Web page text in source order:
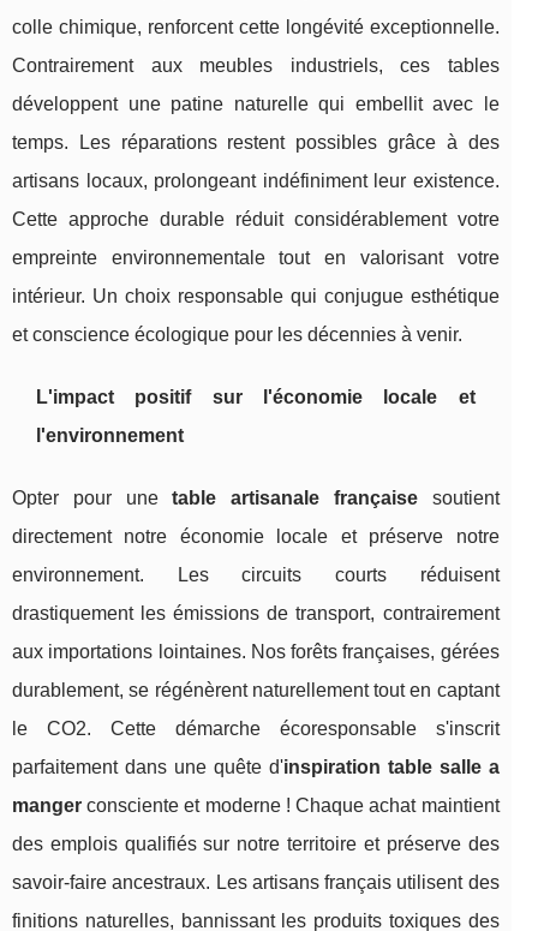
colle chimique, renforcent cette longévité exceptionnelle.
Contrairement aux meubles industriels, ces tables
développent une patine naturelle qui embellit avec le
temps. Les réparations restent possibles grâce à des
artisans locaux, prolongeant indéfiniment leur existence.
Cette approche durable réduit considérablement votre
empreinte environnementale tout en valorisant votre
intérieur. Un choix responsable qui conjugue esthétique
et conscience écologique pour les décennies à venir.
L'impact positif sur l'économie locale et
l'environnement
Opter pour unetable artisanale françaisesoutient
directement notre économie locale et préserve notre
environnement. Les circuits courts réduisent
drastiquement les émissions de transport, contrairement
aux importations lointaines. Nos forêts françaises, gérées
durablement, se régénèrent naturellement tout en captant
le CO2. Cette démarche écoresponsable s'inscrit
parfaitement dans une quête d'inspiration table salle a
manger consciente et moderne ! Chaque achat maintient
des emplois qualifiés sur notre territoire et préserve des
savoir-faire ancestraux. Les artisans français utilisent des
finitions naturelles, bannissant les produits toxiques des